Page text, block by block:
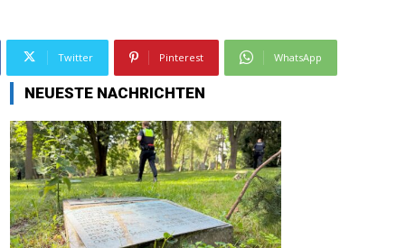
Twitter Pinterest WhatsApp
NEUESTE NACHRICHTEN